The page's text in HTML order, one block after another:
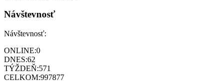
Návštevnosť
Návštevnosť:
ONLINE:0
DNES:62
TÝŽDEŇ:571
CELKOM:997877